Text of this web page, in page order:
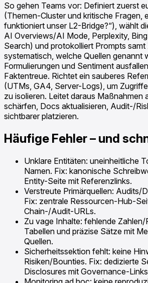
So gehen Teams vor: Definiert zuerst
(Themen-Cluster und kritische Fragen,
funktioniert unser L2-Bridge?“), wählt
AI Overviews/AI Mode, Perplexity,
Search) und protokolliert Prompts
systematisch, welche Quellen genannt
Formulierungen und Sentiment
Faktentreue. Richtet ein sauberes
(UTMs, GA4, Server-Logs), um
zu isolieren. Leitet daraus Maßnahmen
schärfen, Docs aktualisieren, Audit-/
sichtbarer platzieren.
Häufige Fehler – und
Unklare Entitäten: uneinheitliche
Namen. Fix: kanonische
Entity-Seite mit Referenzlinks.
Verstreute Primärquellen: Audits/
Fix: zentrale Ressourcen-Hub-
Chain-/Audit-URLs.
Zu vage Inhalte: fehlende Zahlen/
Tabellen und präzise Sätze mit
Quellen.
Sicherheitssektion fehlt: keine
Risiken/Bounties. Fix: dedizierte
Disclosures mit Governance-